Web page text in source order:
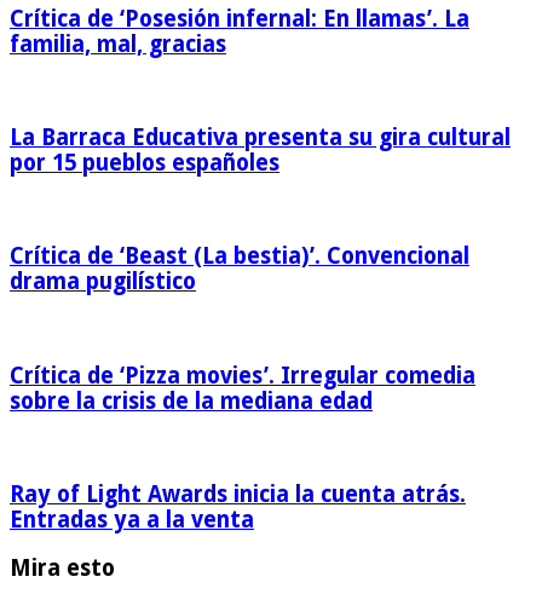
Crítica de ‘Posesión infernal: En llamas’. La
familia, mal, gracias
La Barraca Educativa presenta su gira cultural
por 15 pueblos españoles
Crítica de ‘Beast (La bestia)’. Convencional
drama pugilístico
Crítica de ‘Pizza movies’. Irregular comedia
sobre la crisis de la mediana edad
Ray of Light Awards inicia la cuenta atrás.
Entradas ya a la venta
Mira esto